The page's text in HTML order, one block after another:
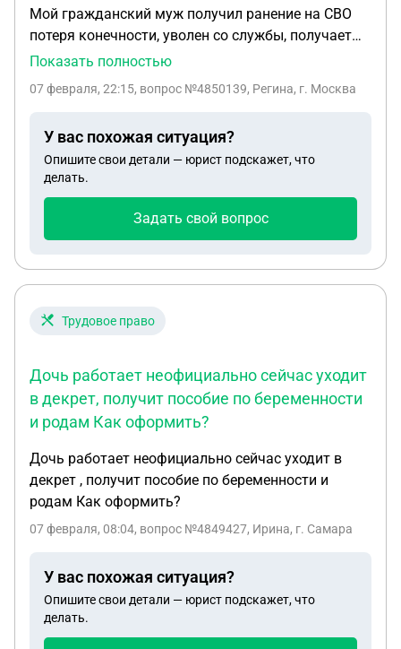
Мой гражданский муж получил ранение на СВО
потеря конечности, уволен со службы, получает
пенсию по инвалидности. Родился ребенок, мне
Могут ли при подаче повторного заявления на
Показать полностью
07 февраля, 22:15, вопрос №4850139, Регина, г. Москва
У вас похожая ситуация?
Опишите свои детали — юрист подскажет, что
делать.
Задать свой вопрос
Трудовое право
Дочь работает неофициально сейчас уходит
в декрет, получит пособие по беременности
и родам Как оформить?
Дочь работает неофициально сейчас уходит в
декрет , получит пособие по беременности и
родам Как оформить?
07 февраля, 08:04, вопрос №4849427, Ирина, г. Самара
У вас похожая ситуация?
Опишите свои детали — юрист подскажет, что
делать.